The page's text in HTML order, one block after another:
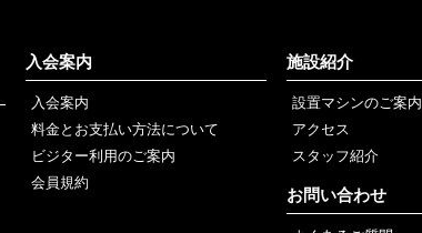
入会案内
入会案内
料金とお支払い方法について
ビジター利用のご案内
会員規約
施設紹介
設置マシンのご案内
アクセス
スタッフ紹介
お問い合わせ